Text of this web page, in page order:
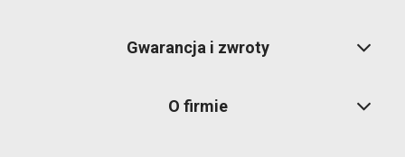
Gwarancja i zwroty
O firmie